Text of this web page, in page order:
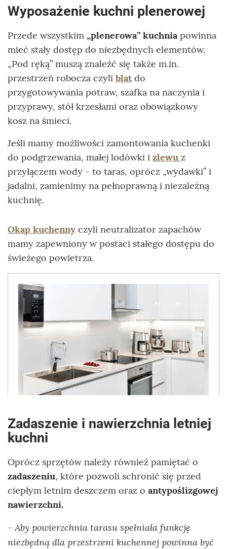
Wyposażenie kuchni plenerowej
Przede wszystkim „plenerowa” kuchniapowinna
mieć stały dostęp do niezbędnych elementów.
„Pod ręką” muszą znaleźć się także m.in.
przestrzeń robocza czyli blatdo
przygotowywania potraw, szafka na naczynia i
przyprawy, stół krzesłami oraz obowiązkowy
kosz na śmieci.
Jeśli mamy możliwości zamontowania kuchenki
do podgrzewania, małej lodówki i zlewu z
przyłączem wody - to taras, oprócz „wydawki” i
jadalni, zamienimy na pełnoprawną i niezależną
kuchnię.
Okap kuchenny czyli neutralizator zapachów
mamy zapewniony w postaci stałego dostępu do
świeżego powietrza.
Zadaszenie i nawierzchnia letniej
kuchni
Oprócz sprzętów należy również pamiętać o
zadaszeniu, które pozwoli schronić się przed
ciepłym letnim deszczem oraz o antypoślizgowej
nawierzchni.
- Aby powierzchnia tarasu spełniała funkcję
niezbędną dla przestrzeni kuchennej powinna być